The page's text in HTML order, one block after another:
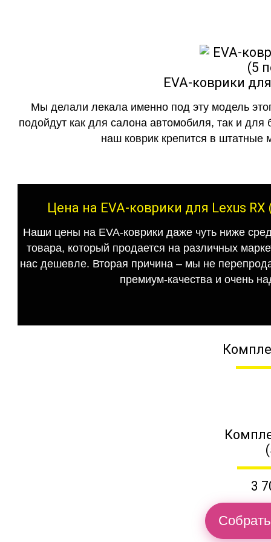
EVA-коврики
Мы делали лекала именно под эту модель
подойдут как для салона автомобиля, так и для
наш коврик крепится в штатные
Цена на EVA-коврики для Lexus
Наши цены на EVA-коврики даже чуть ниже
товара, который продается на различных
нас дешевле. Вторая причина – мы не
премиум-качества и очень
3